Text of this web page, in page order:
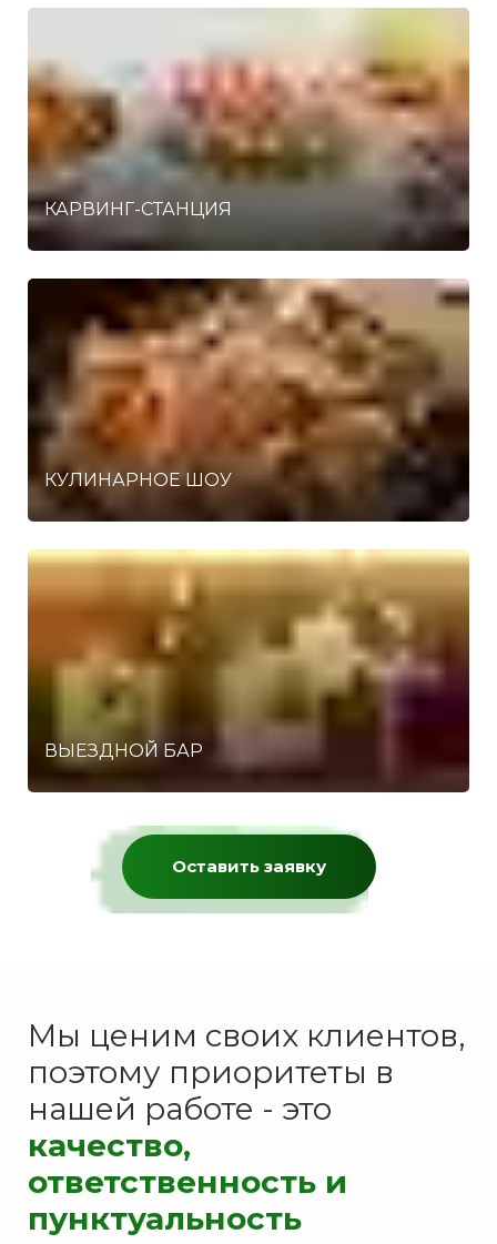
КАРВИНГ-СТАНЦИЯ
КУЛИНАРНОЕ ШОУ
ВЫЕЗДНОЙ БАР
Оставить заявку
Мы ценим своих клиентов,
поэтому приоритеты в
нашей работе - это
качество,
ответственность и
пунктуальность